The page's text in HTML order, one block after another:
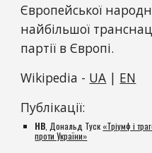
Європейської
найбільшої
партії в Європі.
Wikipedia - UA | EN
Публікації:
НВ , Дональд Туск «Тріумф і
проти України»